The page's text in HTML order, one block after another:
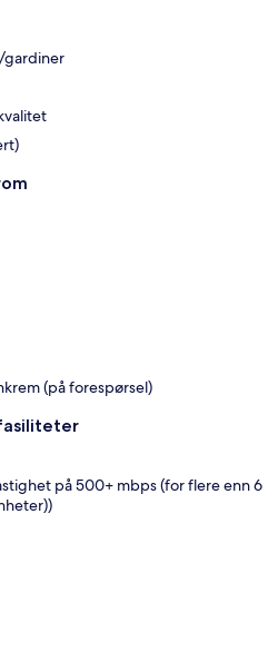
gardiner
(på forespørsel)
på 500+ mbps (for flere enn 6